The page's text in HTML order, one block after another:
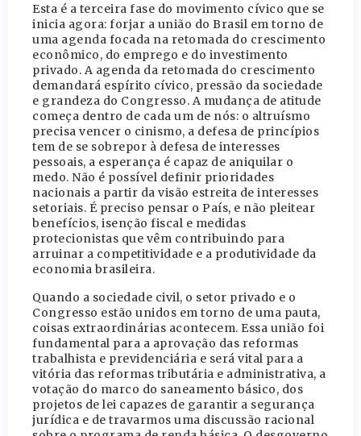
Esta é a terceira fase do movimento cívico que se
inicia agora: forjar a união do Brasil em torno de
uma agenda focada na retomada do crescimento
econômico, do emprego e do investimento
privado. A agenda da retomada do crescimento
demandará espírito cívico, pressão da sociedade
e grandeza do Congresso. A mudança de atitude
começa dentro de cada um de nós: o altruísmo
precisa vencer o cinismo, a defesa de princípios
tem de se sobrepor à defesa de interesses
pessoais, a esperança é capaz de aniquilar o
medo. Não é possível definir prioridades
nacionais a partir da visão estreita de interesses
setoriais. É preciso pensar o País, e não pleitear
benefícios, isenção fiscal e medidas
protecionistas que vêm contribuindo para
arruinar a competitividade e a produtividade da
economia brasileira.
Quando a sociedade civil, o setor privado e o
Congresso estão unidos em torno de uma pauta,
coisas extraordinárias acontecem. Essa união foi
fundamental para a aprovação das reformas
trabalhista e previdenciária e será vital para a
vitória das reformas tributária e administrativa, a
votação do marco do saneamento básico, dos
projetos de lei capazes de garantir a segurança
jurídica e de travarmos uma discussão racional